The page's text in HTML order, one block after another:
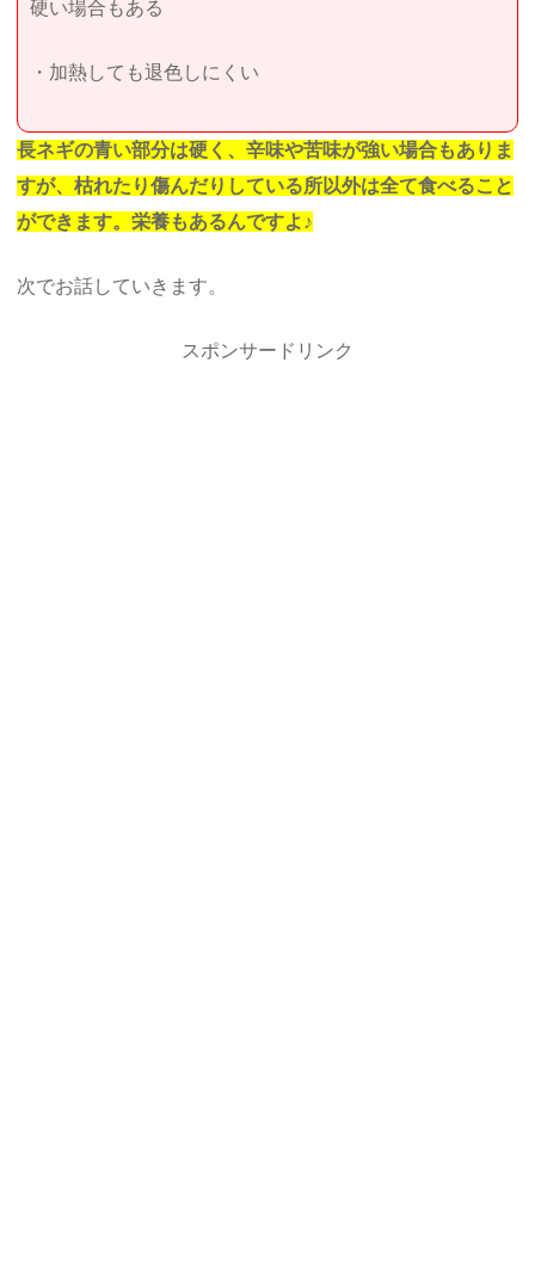
硬い場合もある
・加熱しても退色しにくい
長ネギの青い部分は硬く、辛味や苦味が強い場合もありま
すが、枯れたり傷んだりしている所以外は全て食べること
ができます。栄養もあるんですよ♪
次でお話していきます。
スポンサードリンク